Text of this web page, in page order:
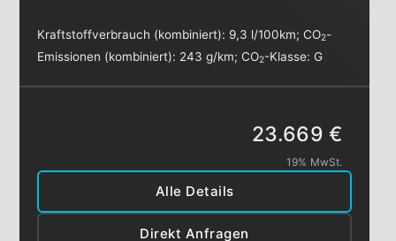
Kraftstoffverbrauch (kombiniert): 9,3 l/100km;CO2-
Emissionen (kombiniert): 243 g/km;CO2-Klasse:G
Alle Details
Direkt Anfragen
23.669 €
19% MwSt.